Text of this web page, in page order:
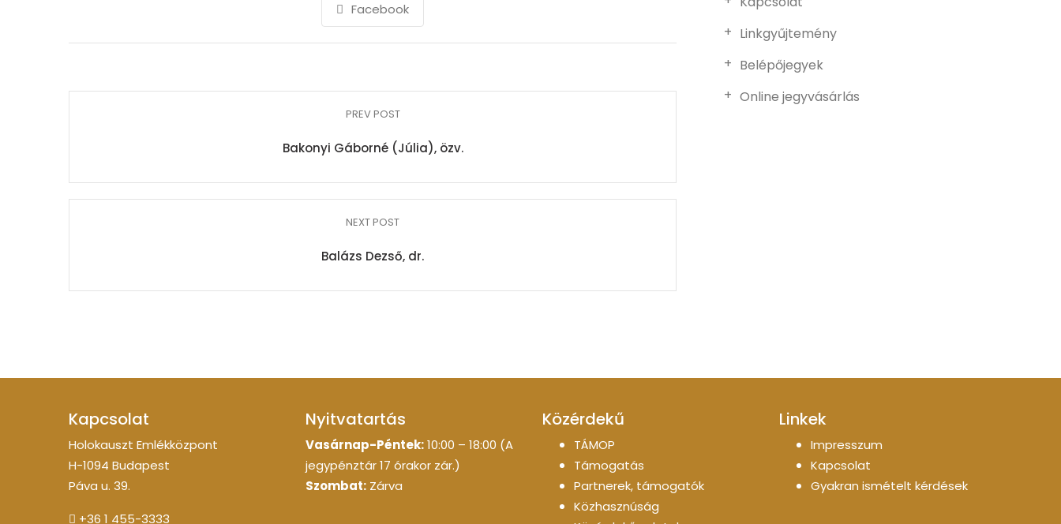
Facebook
PREV POST
Bakonyi Gáborné (Júlia), özv.
NEXT POST
Balázs Dezső, dr.
Linkgyűjtemény
Belépőjegyek
Online jegyvásárlás
Kapcsolat
Holokauszt Emlékközpont
H-1094 Budapest
Páva u. 39.
+36 1 455-3333
Nyitvatartás
Vasárnap-Péntek:10:00 – 18:00 (A
jegypénztár 17 órakor zár.)
Szombat: Zárva
Közérdekű
TÁMOP
Támogatás
Partnerek, támogatók
Közhasznúság
Linkek
Impresszum
Kapcsolat
Gyakran ismételt kérdések